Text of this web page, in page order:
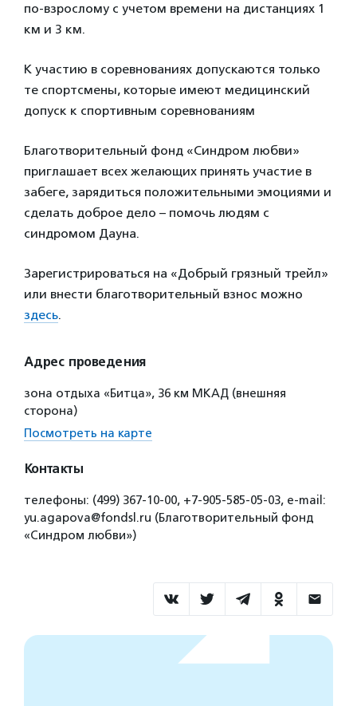
по-взрослому с учетом времени на дистанциях 1
км и 3 км.
К участию в соревнованиях допускаются только
те спортсмены, которые имеют медицинский
допуск к спортивным соревнованиям
Благотворительный фонд «Синдром любви»
приглашает всех желающих принять участие в
забеге, зарядиться положительными эмоциями и
сделать доброе дело – помочь людям с
синдромом Дауна.
Зарегистрироваться на «Добрый грязный трейл»
или внести благотворительный взнос можно
здесь.
Адрес проведения
зона отдыха «Битца», 36 км МКАД (внешняя
сторона)
Посмотреть на карте
Контакты
телефоны: (499) 367-10-00, +7-905-585-05-03, e-mail:
yu.agapova@fondsl.ru (Благотворительный фонд
«Синдром любви»)